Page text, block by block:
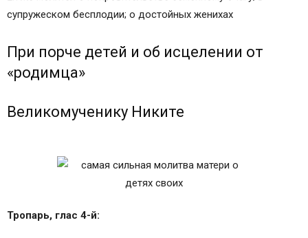
супружеском бесплодии; о достойных женихах
При порче детей и об исцелении от
«родимца»
Великомученику Никите
Тропарь, глас 4-й: